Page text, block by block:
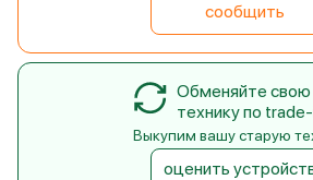
сообщить
Обменяйте свою
технику по
Выкупим вашу старую
оценить